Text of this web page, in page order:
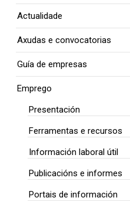
Actualidade
Axudas e convocatorias
Guía de empresas
Emprego
Presentación
Ferramentas e recursos
Información laboral útil
Publicacións e informes
Portais de información